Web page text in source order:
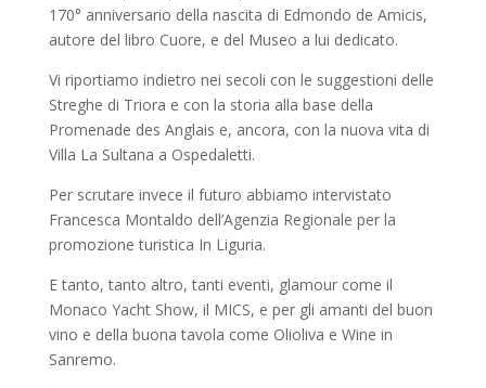
170° anniversario della nascita di Edmondo de Amicis,
autore del libro Cuore, e del Museo a lui dedicato.
Vi riportiamo indietro nei secoli con le suggestioni delle
Streghe di Triora e con la storia alla base della
Promenade des Anglais e, ancora, con la nuova vita di
Villa La Sultana a Ospedaletti.
Per scrutare invece il futuro abbiamo intervistato
Francesca Montaldo dell’Agenzia Regionale per la
promozione turistica In Liguria.
E tanto, tanto altro, tanti eventi, glamour come il
Monaco Yacht Show, il MICS, e per gli amanti del buon
vino e della buona tavola come Olioliva e Wine in
Sanremo.